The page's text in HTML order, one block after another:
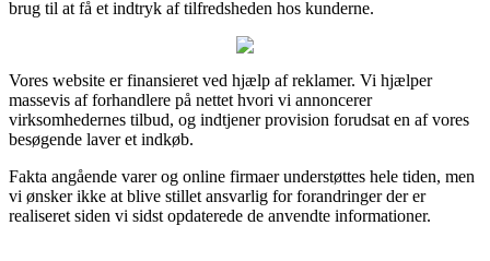
brug til at få et indtryk af tilfredsheden hos kunderne.
Vores website er finansieret ved hjælp af reklamer. Vi hjælper
massevis af forhandlere på nettet hvori vi annoncerer
virksomhedernes tilbud, og indtjener provision forudsat en af vores
besøgende laver et indkøb.
Fakta angående varer og online firmaer understøttes hele tiden, men
vi ønsker ikke at blive stillet ansvarlig for forandringer der er
realiseret siden vi sidst opdaterede de anvendte informationer.